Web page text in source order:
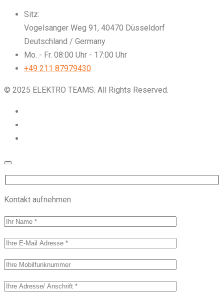
Sitz:
Vogelsanger Weg 91, 40470 Düsseldorf
Deutschland / Germany
Mo. - Fr. 08:00 Uhr - 17:00 Uhr
+49 211 87979430
© 2025 ELEKTRO TEAMS. All Rights Reserved.
Kontakt aufnehmen